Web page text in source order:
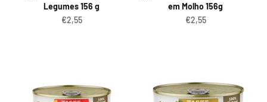
Legumes 156 g
Preço promocional
€2,55
em Molho 156g
Preço promocional
€2,55